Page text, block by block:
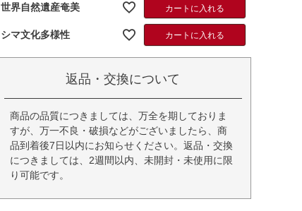
世界自然遺産奄美 カートに入れる
シマ文化多様性 カートに入れる
返品・交換について
商品の品質につきましては、万全を期しておりま
すが、万一不良・破損などがございましたら、商
品到着後7日以内にお知らせください。返品・交換
につきましては、2週間以内、未開封・未使用に限
り可能です。